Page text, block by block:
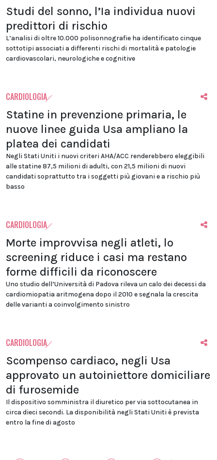
Studi del sonno, l’Ia individua nuovi
predittori di rischio
L’analisi di oltre 10.000 polisonnografie ha identificato cinque
sottotipi associati a differenti rischi di mortalità e patologie
cardiovascolari, neurologiche e cognitive
CARDIOLOGIA
Statine in prevenzione primaria, le
nuove linee guida Usa ampliano la
platea dei candidati
Negli Stati Uniti i nuovi criteri AHA/ACC renderebbero eleggibili
alle statine 87,5 milioni di adulti, con 21,5 milioni di nuovi
candidati soprattutto tra i soggetti più giovani e a rischio più
basso
CARDIOLOGIA
Morte improvvisa negli atleti, lo
screening riduce i casi ma restano
forme difficili da riconoscere
Uno studio dell’Università di Padova rileva un calo dei decessi da
cardiomiopatia aritmogena dopo il 2010 e segnala la crescita
delle varianti a coinvolgimento sinistro
CARDIOLOGIA
Scompenso cardiaco, negli Usa
approvato un autoiniettore domiciliare
di furosemide
Il dispositivo somministra il diuretico per via sottocutanea in
circa dieci secondi. La disponibilità negli Stati Uniti è prevista
entro la fine di agosto